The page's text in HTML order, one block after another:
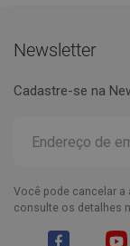
Newsletter
Cadastre-se na
Você pode cancelar a
consulte os detalhes